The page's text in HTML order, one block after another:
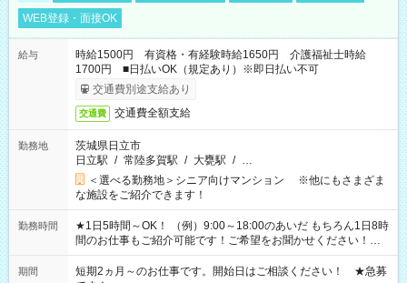
WEB登録・面接OK
給与
時給1500円 有資格・有経験時給1650円 介護福祉士時給
1700円 ■日払いOK（規定あり）※即日払い不可
交通費別途支給あり
交通費 交通費全額支給
勤務地
茨城県日立市
日立駅 / 常陸多賀駅 / 大甕駅 / …
＜選べる勤務地＞シニア向けマンション ※他にもさまざま
な施設をご紹介できます！
勤務時間
★1日5時間～OK！ （例）9:00～18:00のあいだ もちろん1日8時
間のお仕事もご紹介可能です！ご希望をお聞かせください！★
家庭の都合でお休みが必要な場合も遠慮なくご相談ください。
※週最低15時間以上の勤務が必要です
期間
短期2ヵ月～のお仕事です。開始日はご相談ください！ ★急募